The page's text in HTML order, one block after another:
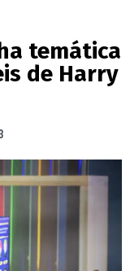
temática
de Harry